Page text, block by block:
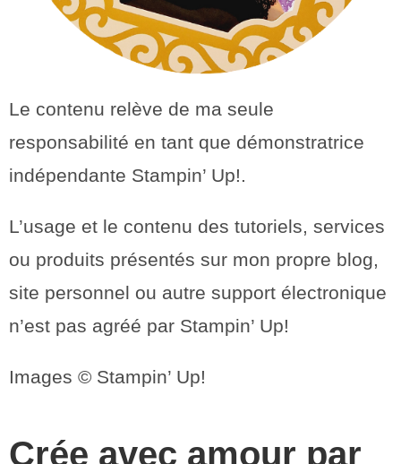
Le contenu relève de ma seule
responsabilité en tant que démonstratrice
indépendante Stampin’ Up!.
L’usage et le contenu des tutoriels, services
ou produits présentés sur mon propre blog,
site personnel ou autre support électronique
n’est pas agréé par Stampin’ Up!
Images © Stampin’ Up!
Crée avec amour par